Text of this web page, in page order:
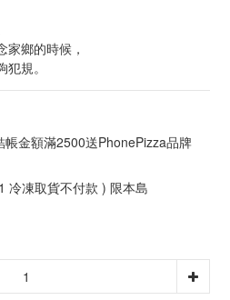
鄉的時候，
規。
金額滿2500送PhonePizza品牌
冷凍取貨不付款 ) 限本島